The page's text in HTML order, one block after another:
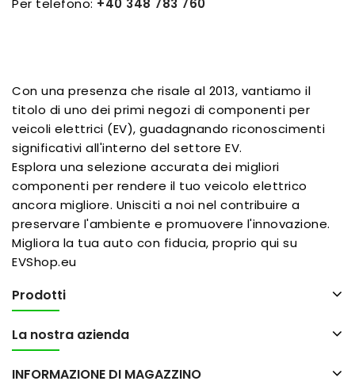
Per telefono: +40 348 783 760
Con una presenza che risale al 2013, vantiamo il
titolo di uno dei primi negozi di componenti per
veicoli elettrici (EV), guadagnando riconoscimenti
significativi all'interno del settore EV.
Esplora una selezione accurata dei migliori
componenti per rendere il tuo veicolo elettrico
ancora migliore. Unisciti a noi nel contribuire a
preservare l'ambiente e promuovere l'innovazione.
Migliora la tua auto con fiducia, proprio qui su
EVShop.eu
Prodotti
La nostra azienda
INFORMAZIONE DI MAGAZZINO